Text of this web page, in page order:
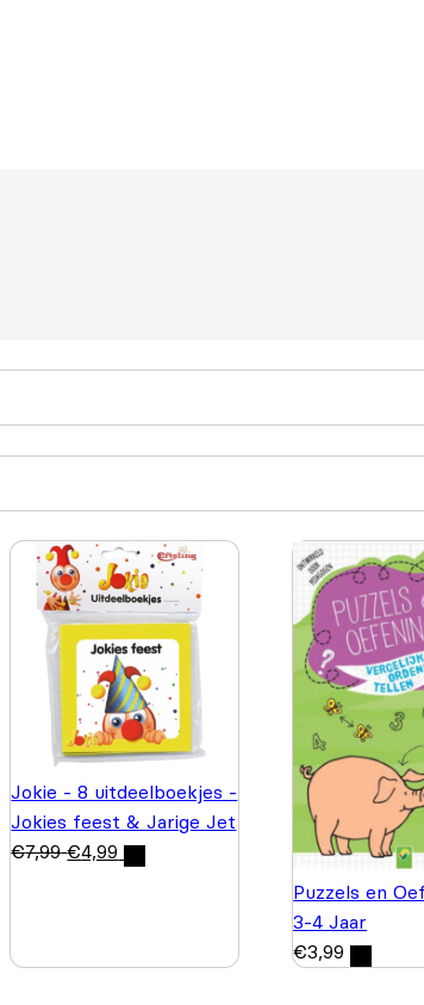
Jokie - 8 uitdeelboekjes -
Jokies feest & Jarige Jet
€7,99 €4,99
Puzzels en
3-4 Jaar
€3,99